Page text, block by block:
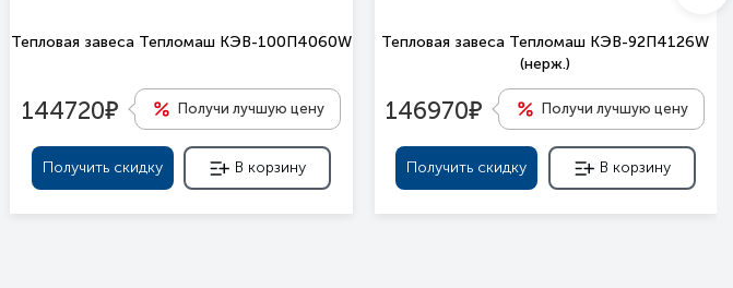
Тепловая завеса Тепломаш КЭВ-100П4060W
144720е Получи лучшую цену
Получить скидку В корзину
Тепловая завеса Тепломаш КЭВ-92П4126W
(нерж.)
146970е Получи лучшую цену
Получить скидку В корзину